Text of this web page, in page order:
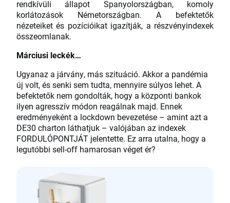
rendkívüli állapot Spanyolországban, komoly
korlátozások Németországban. A befektetők
nézeteiket és pozícióikat igazítják, a részvényindexek
összeomlanak.
Márciusi leckék…
Ugyanaz a járvány, más szituáció. Akkor a pandémia
új volt, és senki sem tudta, mennyire súlyos lehet. A
befektetők nem gondolták, hogy a központi bankok
ilyen agresszív módon reagálnak majd. Ennek
eredményeként a lockdown bevezetése – amint azt a
DE30 charton láthatjuk – valójában az indexek
FORDULÓPONTJÁT jelentette. Ez arra utalna, hogy a
legutóbbi sell-off hamarosan véget ér?